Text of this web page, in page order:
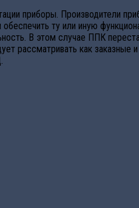
приборы. Производители
ту или иную
В этом случае ППК
рассматривать как